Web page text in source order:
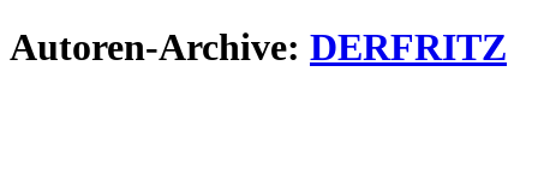
Autoren-Archive: DERFRITZ